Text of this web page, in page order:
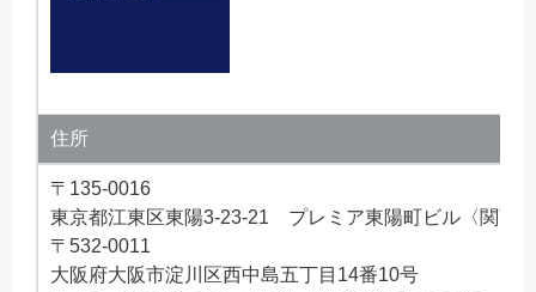
住所
〒135-0016
東京都江東区東陽3-23-21 プレミア東陽町ビル〈関西
〒532-0011
大阪府大阪市淀川区西中島五丁目14番10号